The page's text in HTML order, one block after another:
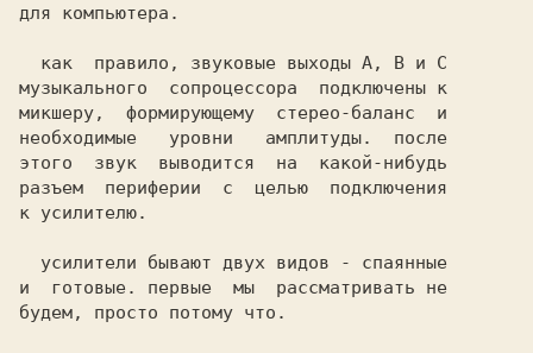
для компьютера.
музыкального  сопроцессора  подключены к
микшеру,  формирующему  стерео-баланс  и
необходимые   уровни   амплитуды.  после
этого  звук  выводится  на  какой-нибудь
разъем  периферии  с  целью  подключения
к усилителю.
и  готовые. первые  мы  рассматривать не
будем, просто потому что.